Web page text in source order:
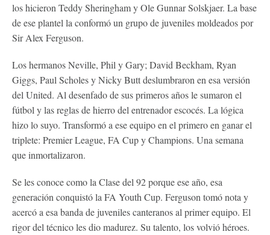
los hicieron Teddy Sheringham y Ole Gunnar Solskjaer. La base
de ese plantel la conformó un grupo de juveniles moldeados por
Sir Alex Ferguson.
Los hermanos Neville, Phil y Gary; David Beckham, Ryan
Giggs, Paul Scholes y Nicky Butt deslumbraron en esa versión
del United. Al desenfado de sus primeros años le sumaron el
fútbol y las reglas de hierro del entrenador escocés. La lógica
hizo lo suyo. Transformó a ese equipo en el primero en ganar el
triplete: Premier League, FA Cup y Champions. Una semana
que inmortalizaron.
Se les conoce como la Clase del 92 porque ese año, esa
generación conquistó la FA Youth Cup. Ferguson tomó nota y
acercó a esa banda de juveniles canteranos al primer equipo. El
rigor del técnico les dio madurez. Su talento, los volvió héroes.